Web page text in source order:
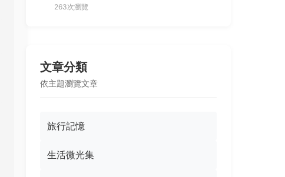
263次瀏覽
文章分類
依主題瀏覽文章
旅行記憶
生活微光集